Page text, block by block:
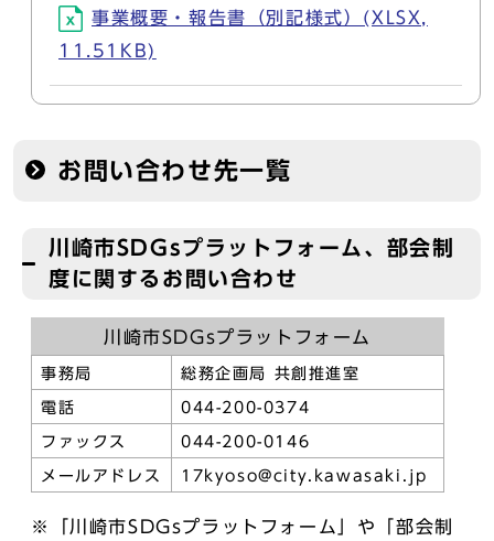
事業概要・報告書（別記様式）(XLSX,
11.51KB)
お問い合わせ先一覧
川崎市SDGsプラットフォーム、部会制
度に関するお問い合わせ
川崎市SDGsプラットフォーム
事務局 総務企画局 共創推進室
電話 044-200-0374
ファックス 044-200-0146
メールアドレス 17kyoso@city.kawasaki.jp
※「川崎市SDGsプラットフォーム」や「部会制